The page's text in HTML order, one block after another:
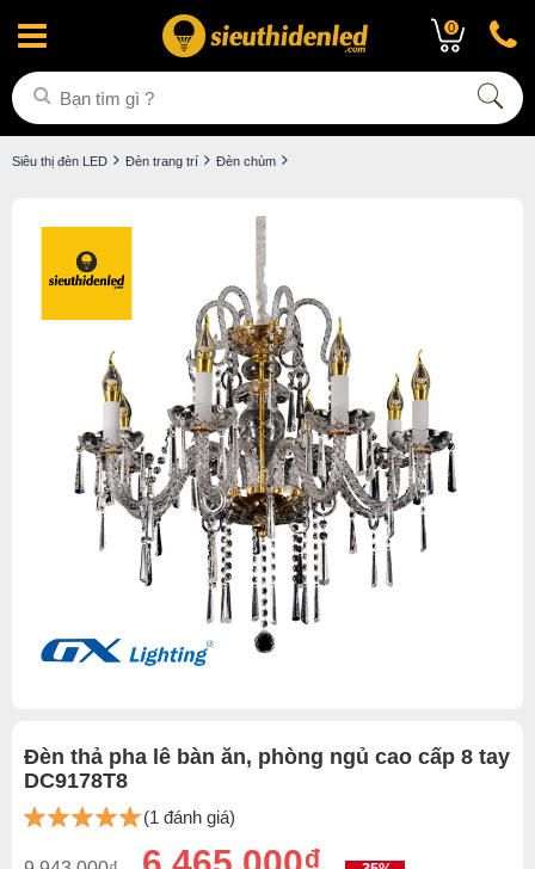
0
Siêu thị đèn LED Đèn trang trí Đèn chùm
Đèn thả pha lê bàn ăn, phòng ngủ cao cấp 8 tay
DC9178T8
(1 đánh giá)